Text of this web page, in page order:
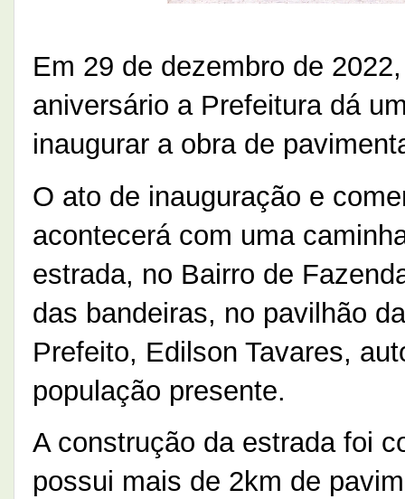
Em 29 de dezembro de
aniversário a Prefeitura dá
inaugurar a obra de
O ato de inauguração e
acontecerá com uma
estrada, no Bairro de
das bandeiras, no pavilhão
Prefeito, Edilson Tavares,
população presente.
A construção da estrada foi
possui mais de 2km de